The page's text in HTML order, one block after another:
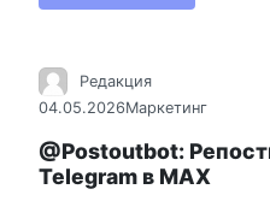
Редакция
04.05.2026Маркетинг
@Postoutbot:
Telegram в MAX